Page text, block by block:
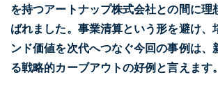
を持つアートナップ株式会社との間に理
ばれました。事業清算という形を避け、
ンド価値を次代へつなぐ今回の事例は、
る戦略的カーブアウトの好例と言えます。